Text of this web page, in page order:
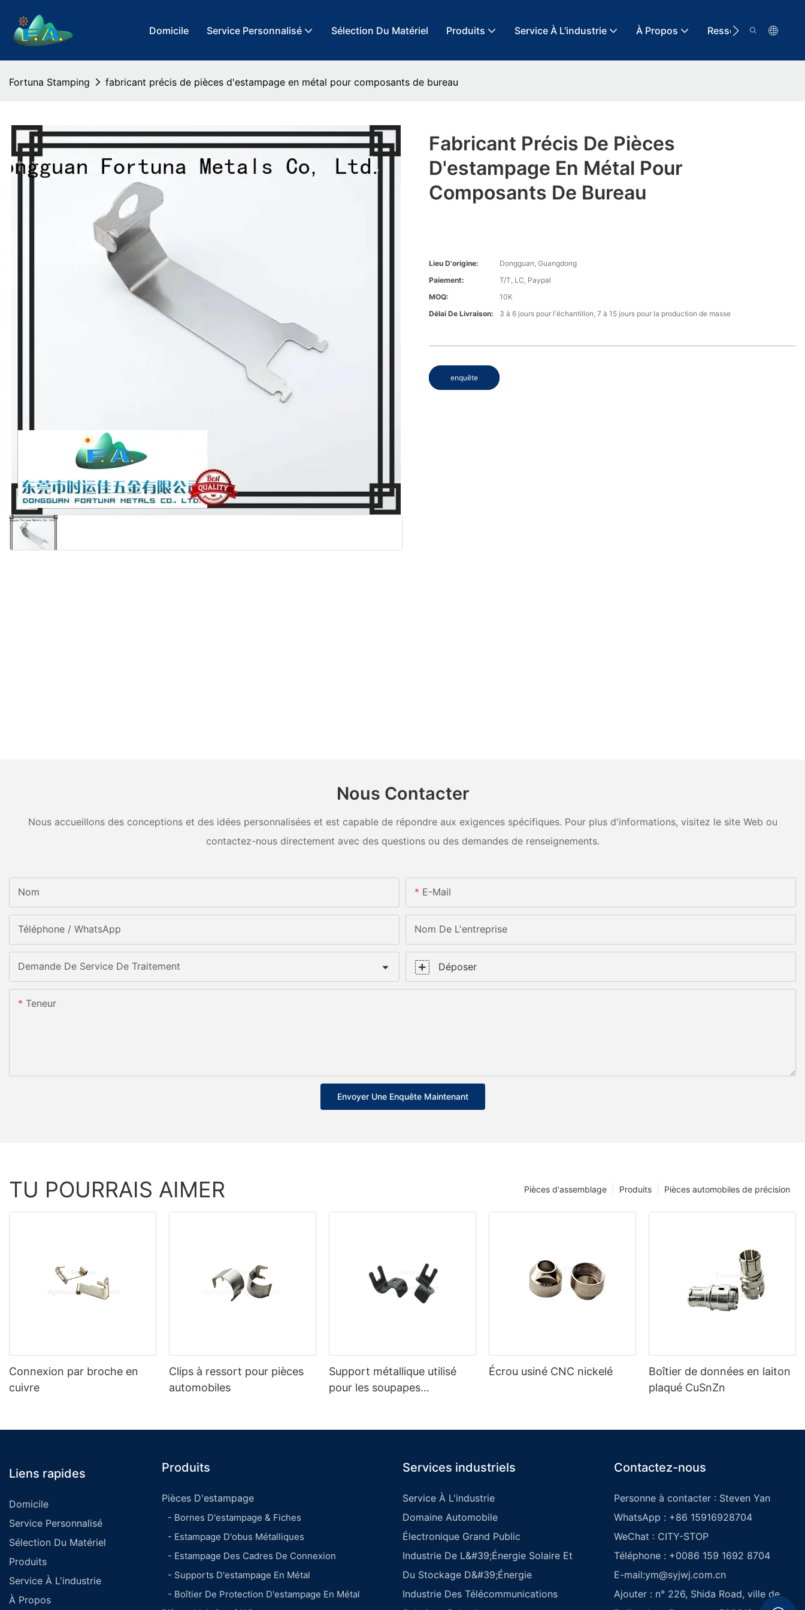
Domicile Service Personnalisé Sélection Du Matériel Produits Service À L'industrie À Propos Ressource
Fortuna Stamping fabricant précis de pièces d'estampage en métal pour composants de bureau
Fabricant Précis De Pièces
D'estampage En Métal Pour
Composants De Bureau
Lieu D'origine:
Dongguan, Guangdong
Paiement:
T/T, LC, Paypal
MOQ:
10K
Délai De Livraison:
3 à 6 jours pour l'échantillon, 7 à 15 jours pour la production de masse
enquête
Nous Contacter
Nous accueillons des conceptions et des idées personnalisées et est capable de répondre aux exigences spécifiques. Pour plus d'informations, visitez le site Web ou
contactez-nous directement avec des questions ou des demandes de renseignements.
Nom E-Mail
Téléphone / WhatsApp Nom De L'entreprise
Demande De Service De Traitement Déposer
Teneur
Envoyer Une Enquête Maintenant
TU POURRAIS AIMER Pièces automobiles de précision
Produits
Pièces d'assemblage
Connexion par broche en
cuivre
Clips à ressort pour pièces
automobiles
Support métallique utilisé
pour les soupapes
Écrou usiné CNC nickelé
Boîtier de données en laiton
plaqué CuSnZn
Liens rapides
Domicile
Service Personnalisé
Sélection Du Matériel
Produits
Service À L'industrie
À Propos
Produits
Pièces D'estampage
- Bornes D'estampage & Fiches
- Estampage D'obus Métalliques
- Estampage Des Cadres De Connexion
- Supports D'estampage En Métal
- Boîtier De Protection D'estampage En Métal
Services industriels
Service À L'industrie
Domaine Automobile
Électronique Grand Public
Industrie De L&#39;énergie Solaire Et
Du Stockage D&#39;énergie
Industrie Des Télécommunications
Contactez-nous
Personne à contacter : Steven Yan
WhatsApp : +86 15916928704
WeChat : CITY-STOP
Téléphone : +0086 159 1692 8704
E-mail:ym@syjwj.com.cn
Ajouter : n° 226, Shida Road, ville de